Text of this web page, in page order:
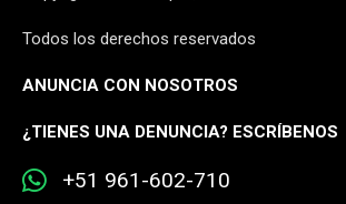
Todos los derechos reservados
ANUNCIA CON NOSOTROS
¿TIENES UNA DENUNCIA? ESCRÍBENOS
+51 961-602-710